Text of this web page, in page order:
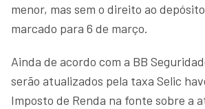
menor, mas sem o direito ao
marcado para 6 de março.
Ainda de acordo com a BB
serão atualizados pela taxa Selic
Imposto de Renda na fonte sobre a